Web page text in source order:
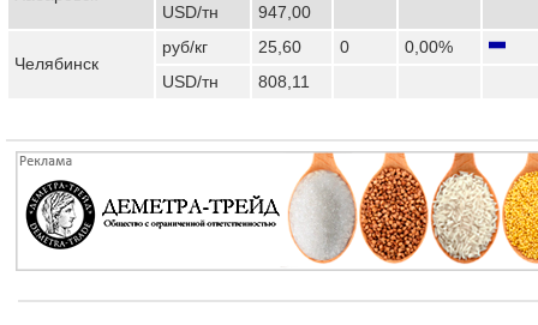
USD/тн
947,00
Челябинск
руб/кг 25,60 0
0,00%
USD/тн
808,11